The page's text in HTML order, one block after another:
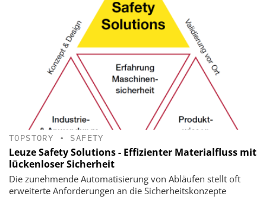
TOPSTORY • SAFETY
Leuze Safety Solutions - Effizienter Materialfluss mit
lückenloser Sicherheit
Die zunehmende Automatisierung von Abläufen stellt oft
erweiterte Anforderungen an die Sicherheitskonzepte